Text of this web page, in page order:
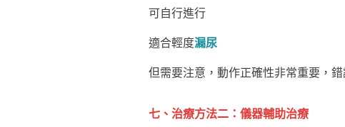
可自行進行
適合輕度漏尿
但需要注意，動作正確性非常重要，
七、治療方法二：儀器輔助治療